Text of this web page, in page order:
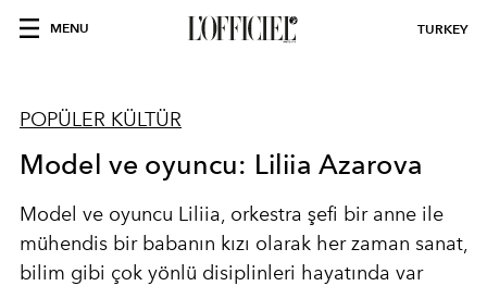
MENU TURKEY
POPÜLER KÜLTÜR
Model ve oyuncu: Liliia Azarova
Model ve oyuncu Liliia, orkestra şefi bir anne ile
mühendis bir babanın kızı olarak her zaman sanat,
bilim gibi çok yönlü disiplinleri hayatında var